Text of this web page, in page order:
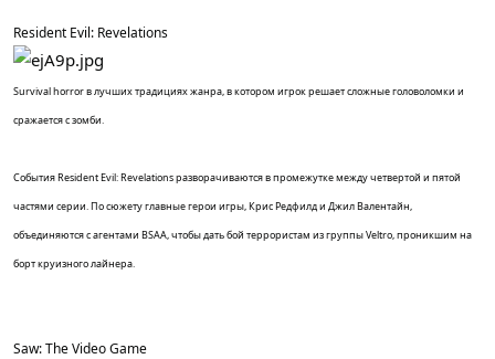
Resident Evil: Revelations
Survival horror в лучших традициях жанра, в котором игрок решает сложные головоломки и
сражается с зомби.
События Resident Evil: Revelations разворачиваются в промежутке между четвертой и пятой
частями серии. По сюжету главные герои игры, Крис Редфилд и Джил Валентайн,
объединяются с агентами BSAA, чтобы дать бой террористам из группы Veltro, проникшим на
борт круизного лайнера.
Saw: The Video Game